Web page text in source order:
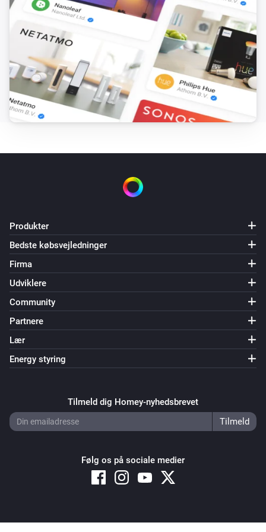
Produkter
Bedste købsvejledninger
Firma
Udviklere
Community
Partnere
Lær
Energy styring
Tilmeld dig Homey-nyhedsbrevet
Følg os på sociale medier